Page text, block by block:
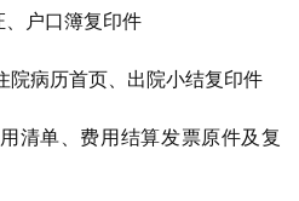
、户口簿复印件
院病历首页、出院小结复印件
清单、费用结算发票原件及复